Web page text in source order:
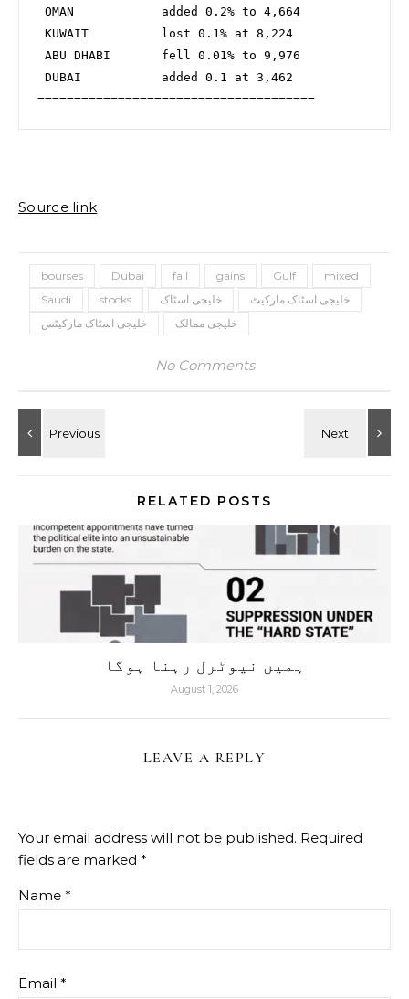
Source link
bourses Dubai fall gains Gulf
mixed
Saudi
stocks خلیجی اسٹاک
خلیجی اسٹاک مارکیٹ
خلیجی اسٹاک مارکیٹس
خلیجی ممالک
No Comments
RELATED POSTS
ہمیں نیوٹرل رہنا ہوگا
August 1, 2026
LEAVE A REPLY
Your email address will not be published. Required
fields are marked *
Name *
Email *